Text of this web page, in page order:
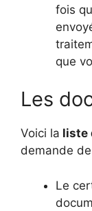
fois
que
Les
Voici la liste
demande
Le